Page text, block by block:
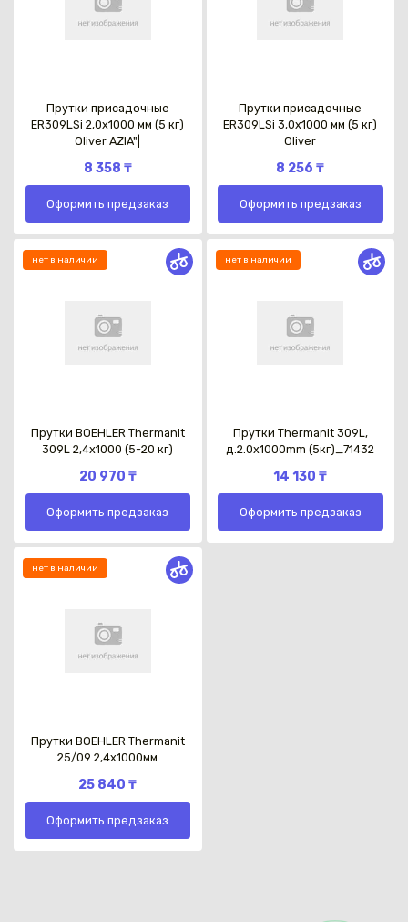
Прутки присадочные
ER309LSi 2,0x1000 мм (5 кг)
Oliver AZIA"|
8 358 ₸
Оформить предзаказ
Прутки присадочные
ER309LSi 3,0x1000 мм (5 кг)
Oliver
8 256 ₸
Оформить предзаказ
нет в наличии
Прутки BOEHLER Thermanit
309L 2,4х1000 (5-20 кг)
20 970 ₸
Оформить предзаказ
нет в наличии
Прутки Thermanit 309L,
д.2.0х1000mm (5кг)_71432
14 130 ₸
Оформить предзаказ
нет в наличии
Прутки BOEHLER Thermanit
25/09 2,4х1000мм
25 840 ₸
Оформить предзаказ